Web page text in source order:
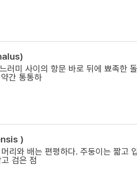
러미 사이의 항문 바로 뒤에 뾰족한
간 통통하
)
리와 배는 편평하다. 주둥이는 짧고
검은 점